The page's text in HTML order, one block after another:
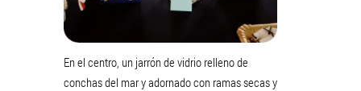
En el centro, un jarrón de vidrio relleno de
conchas del mar y adornado con ramas secas y